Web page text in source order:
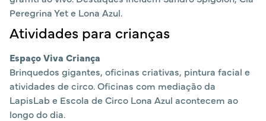
Peregrina Yet e Lona Azul.
Atividades para crianças
Espaço Viva Criança
Brinquedos gigantes, oficinas criativas, pintura facial e
atividades de circo. Oficinas com mediação da
LapisLab e Escola de Circo Lona Azul acontecem ao
longo do dia.